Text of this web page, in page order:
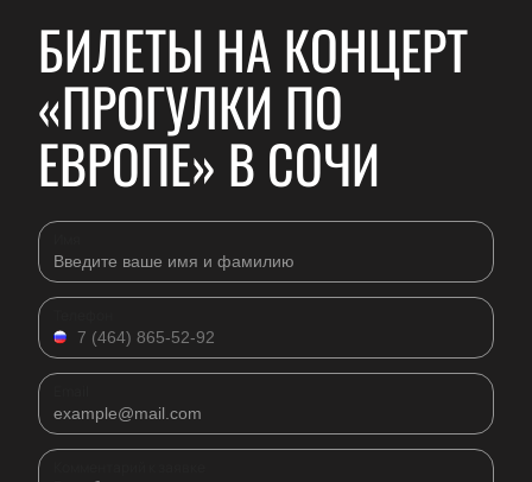
БИЛЕТЫ НА КОНЦЕРТ
«ПРОГУЛКИ ПО
ЕВРОПЕ» В СОЧИ